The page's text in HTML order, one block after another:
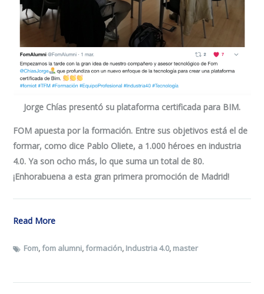
Jorge Chías presentó su plataforma certificada para BIM.
FOM apuesta por la formación. Entre sus objetivos está el de
formar, como dice Pablo Oliete, a 1.000 héroes en industria
4.0. Ya son ocho más, lo que suma un total de 80.
¡Enhorabuena a esta gran primera promoción de Madrid!
Read More
Fom,fom alumni,formación, Industria 4.0, master